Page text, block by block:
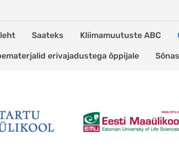
Saateks Kliimamuutuste ABC
erivajadustega õppijale